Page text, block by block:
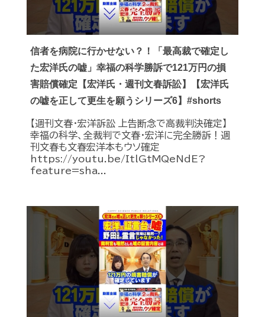
信者を病院に行かせない？！「最高裁で確定し
た宏洋氏の嘘」幸福の科学勝訴で121万円の損
害賠償確定【宏洋氏・週刊文春訴訟】【宏洋氏
の嘘を正して更生を願うシリーズ6】#shorts
【週刊文春・宏洋訴訟 上告断念で高裁判決確定】
幸福の科学、全裁判で文春・宏洋に完全勝訴！週
刊文春も文春宏洋本もウソ確定
https://youtu.be/ItlGtMQeNdE?
feature=sha...